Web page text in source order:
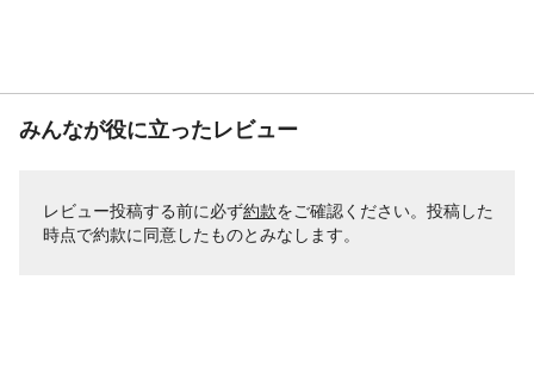
ひじ掛け有無
あり
張り材
合成皮革
みんなが役に立ったレビュー
レビュー投稿する前に必ず約款をご確認ください。投稿した
時点で約款に同意したものとみなします。